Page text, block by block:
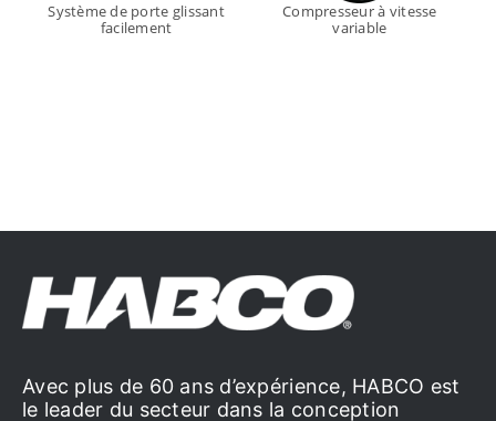
Système de porte glissant
facilement
Compresseur à vitesse
variable
Avec plus de 60 ans d’expérience, HABCO est
le leader du secteur dans la conception